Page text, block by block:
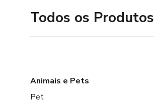
Todos os Produtos
Animais e Pets
Pet